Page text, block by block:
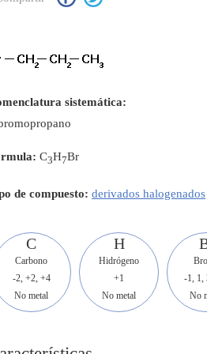
sistemática:
C3H7Br
de compuesto: derivados halogenados
C
Carbono
-2, +2, +4
No metal
H
Hidrógeno
+1
No metal
-1, 1,
No